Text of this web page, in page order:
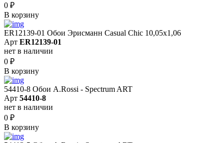
0 ₽
В корзину
ER12139-01 Обои Эрисманн Casual Chic 10,05x1,06
Арт ER12139-01
нет в наличии
0 ₽
В корзину
54410-8 Обои A.Rossi - Spectrum ART
Арт 54410-8
нет в наличии
0 ₽
В корзину